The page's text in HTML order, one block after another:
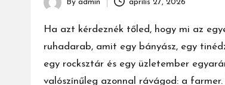
Posted
by
By admin április 27, 2026
Ha azt kérdeznék tőled, hogy mi az
ruhadarab, amit egy bányász, egy
egy rocksztár és egy üzletember
valószínűleg azonnal rávágod: a farmer.